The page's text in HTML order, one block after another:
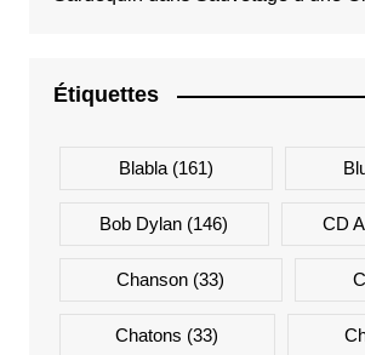
Étiquettes
Blabla(161)
Bob Dylan (146) CD
Chanson (33)
Chatons (33)